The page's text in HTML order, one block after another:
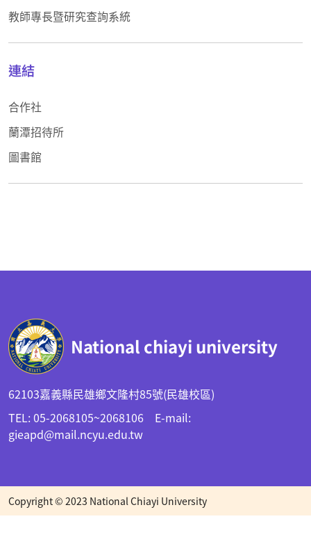
教師專長暨研究查詢系統
連結
合作社
蘭潭招待所
圖書館
National chiayi university
62103嘉義縣民雄鄉文隆村85號(民雄校區)
TEL: 05-2068105~2068106 E-mail:
gieapd@mail.ncyu.edu.tw
Copyright © 2023 National Chiayi University